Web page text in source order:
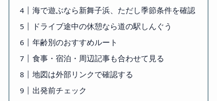
海で遊ぶなら新舞子浜、ただし季節条件を確認
ドライブ途中の休憩なら道の駅しんぐう
年齢別のおすすめルート
食事・宿泊・周辺記事も合わせて見る
地図は外部リンクで確認する
出発前チェック